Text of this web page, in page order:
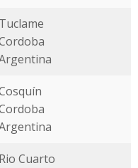
Tuclame
Rio Cuarto